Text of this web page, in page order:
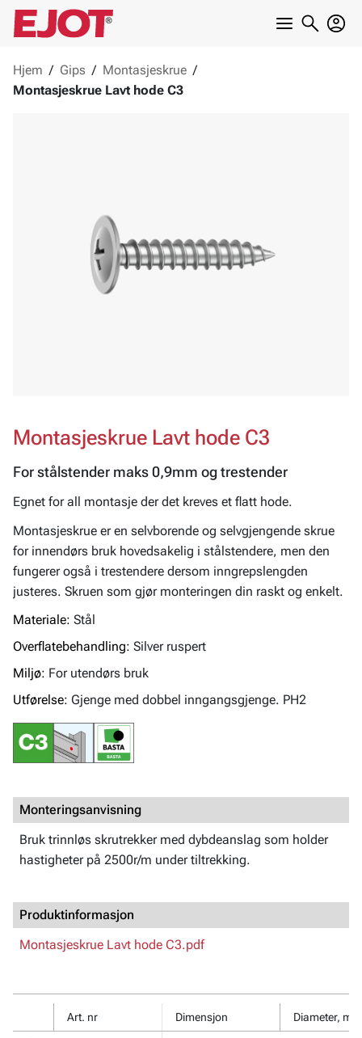
Hjem / Gips / Montasjeskrue /
Montasjeskrue Lavt hode C3
Montasjeskrue Lavt hode C3
For stålstender maks 0,9mm og trestender
Egnet for all montasje der det kreves et flatt hode.
Montasjeskrue er en selvborende og selvgjengende skrue
for innendørs bruk hovedsakelig i stålstendere, men den
fungerer også i trestendere dersom inngrepslengden
justeres. Skruen som gjør monteringen din raskt og enkelt.
Materiale: Stål
Overflatebehandling: Silver ruspert
Miljø: For utendørs bruk
Utførelse: Gjenge med dobbel inngangsgjenge. PH2
Monteringsanvisning
Bruk trinnløs skrutrekker med dybdeanslag som holder
hastigheter på 2500r/m under tiltrekking.
Produktinformasjon
Montasjeskrue Lavt hode C3.pdf
Art. nr Dimensjon Diameter, mm